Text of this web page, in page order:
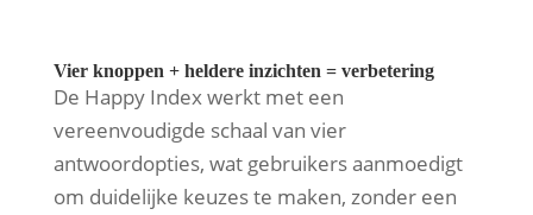
Vier knoppen + heldere inzichten = verbetering
De Happy Index werkt met een
vereenvoudigde schaal van vier
antwoordopties, wat gebruikers aanmoedigt
om duidelijke keuzes te maken, zonder een